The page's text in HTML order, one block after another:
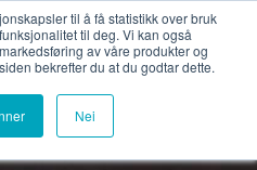
til å få statistikk over bruk
til deg. Vi kan også
av våre produkter og
bekrefter du at du godtar dette.
Nei
Bli medlemsbedriftLogg inn